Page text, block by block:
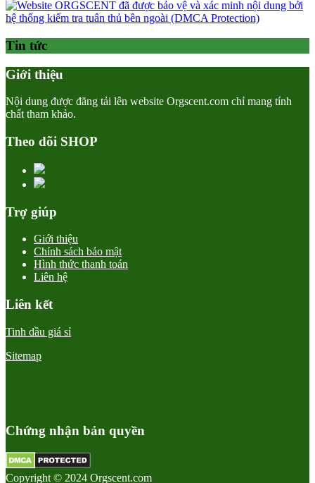
Tin tức
Giới thiệu
Nội dung được đăng tải lên website Orgscent.com chỉ mang tính
chất tham khảo.
Theo dõi SHOP
Trợ giúp
Giới thiệu
Chính sách bảo mật
Hình thức thanh toán
Liên hệ
Liên kết
Tinh dầu giá sỉ
Sitemap
Chứng nhận bản quyền
Copyright © 2024 Orgscent.com